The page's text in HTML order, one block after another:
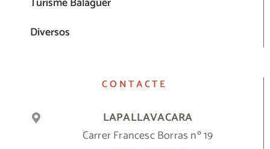
Diversos
CONTACTE
LAPALLAVACARA
Carrer Francesc Borras nº 19